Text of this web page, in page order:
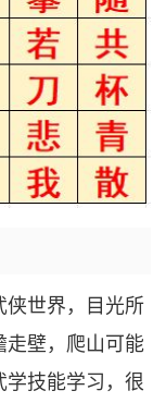
侠世界，目光所
走壁，爬山可能
学技能学习，很